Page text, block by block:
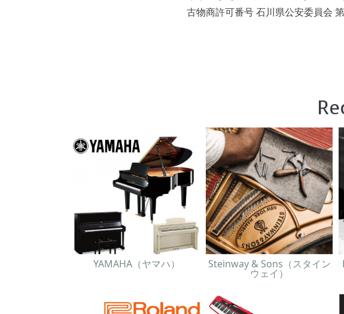
古物商許可番号 石川県公安委員会
YAMAHA（ヤマハ） Steinway & Sons（スタイン
ウェイ）